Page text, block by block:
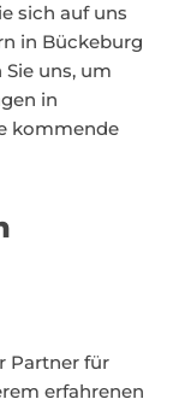
sich auf uns
in Bückeburg
uns, um
in
kommende
Partner für
erfahrenen